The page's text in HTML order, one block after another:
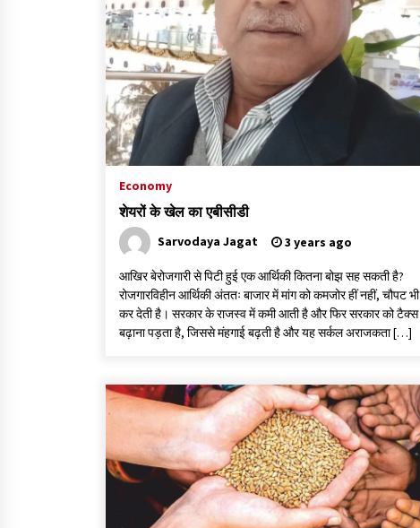
3 years ago
गांधी के रास्ते ही वैश्विक समस्याओं का समाधान सम्भव
3 years ago
राष्ट्रीय आन्दोलन में भाषाओं की भूमिका पर एक जरूरी
Economy
शेयरों के खेल का एबीसीडी
Sarvodaya Jagat 3 years ago
आखिर बेरोजगारी से पिटी हुई एक आर्थिकी कितना बोझ सह सकती है?
रोजगारविहीन आर्थिकी अंततः बाजार में मांग को कमजोर हीं नहीं, चौपट भी
कर देती है। सरकार के राजस्व में कमी आती है और फिर सरकार को टैक्स
बढ़ाना पड़ता है, जिससे मंहगाई बढ़ती है और यह सर्कल अराजकता […]